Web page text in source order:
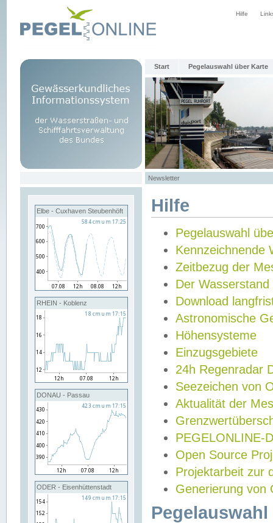
Hilfe
Start Pegelauswahl über Karte
Newsletter
Elbe - Cuxhaven Steubenhöft
RHEIN - Koblenz
DONAU - Passau
ODER - Eisenhüttenstadt
Hilfe
Pegelauswahl
Kennzeichnende
Zeitbezug der
Der Wasserstand
Download
Astronomische
Höhensysteme
Einzugsgebiete
24h Regenradar
Seezeichen von
Aktualität der
PEGELONLINE-
Open Source
Projektarbeit zur
Generierung von